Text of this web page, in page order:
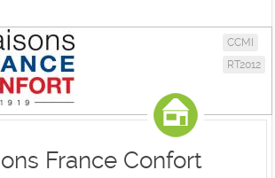
CCMI
RT2012
France Confort